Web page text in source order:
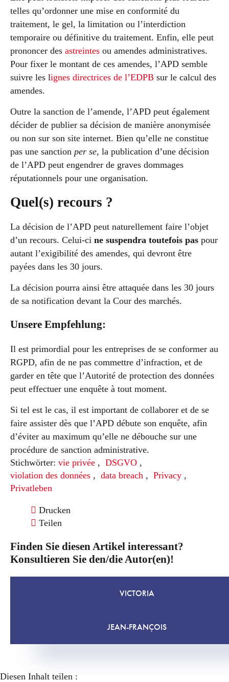
telles qu’ordonner une mise en conformité du
traitement, le gel, la limitation ou l’interdiction
temporaire ou définitive du traitement. Enfin, elle peut
prononcer des astreintes ou amendes administratives.
Pour fixer le montant de ces amendes, l’APD semble
suivre les lignes directrices de l’EDPB sur le calcul des
amendes.
Outre la sanction de l’amende, l’APD peut également
décider de publier sa décision de manière anonymisée
ou non sur son site internet. Bien qu’elle ne constitue
pas une sanction per se, la publication d’une décision
de l’APD peut engendrer de graves dommages
réputationnels pour une organisation.
Quel(s) recours ?
La décision de l’APD peut naturellement faire l’objet
d’un recours. Celui-ci ne suspendra toutefois pas pour
autant l’exigibilité des amendes, qui devront être
payées dans les 30 jours.
La décision pourra ainsi être attaquée dans les 30 jours
de sa notification devant la Cour des marchés.
Unsere Empfehlung:
Il est primordial pour les entreprises de se conformer au
RGPD, afin de ne pas commettre d’infraction, et de
garder en tête que l’Autorité de protection des données
peut effectuer une enquête à tout moment.
Si tel est le cas, il est important de collaborer et de se
faire assister dès que l’APD débute son enquête, afin
d’éviter au maximum qu’elle ne débouche sur une
procédure de sanction administrative.
Stichwörter: vie privée , DSGVO ,
violation des données , data breach , Privacy ,
Privatleben
Drucken
Teilen
Finden Sie diesen Artikel interessant?
Konsultieren Sie den/die Autor(en)!
VICTORIA
JEAN-FRANÇOIS
Diesen Inhalt teilen :